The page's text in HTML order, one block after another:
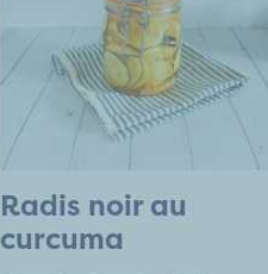
Radis noir au
curcuma